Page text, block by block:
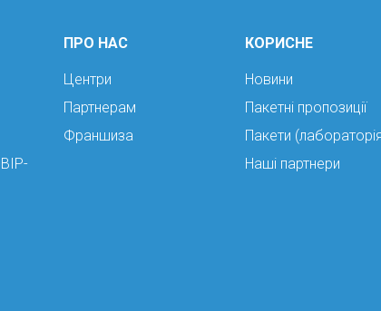
ПРО НАС
Центри
Партнерам
Франшиза
КОРИСНЕ
Новини
Пакетні пропозиції
Пакети
Наші партнери